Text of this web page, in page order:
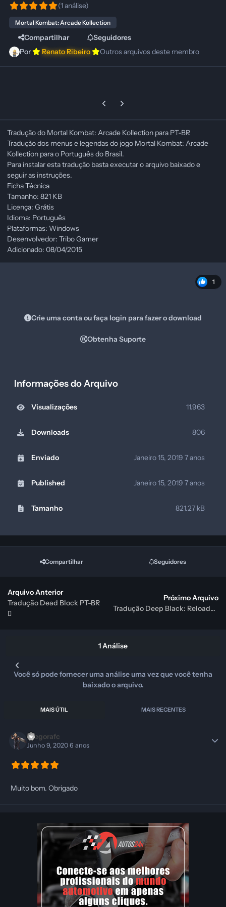
(1 análise)
Mortal Kombat: Arcade Kollection
Compartilhar
Seguidores
Por
Renato Ribeiro Outros arquivos deste membro
Previous carousel slide
Next carousel slide
Tradução do Mortal Kombat: Arcade Kollection para PT-BR
Tradução dos menus e legendas do jogo Mortal Kombat: Arcade
Kollection para o Português do Brasil.
Para instalar esta tradução basta executar o arquivo baixado e
seguir as instruções.
Ficha Técnica
Tamanho: 821 KB
Licença: Grátis
Idioma: Português
Plataformas: Windows
Desenvolvedor: Tribo Gamer
Adicionado: 08/04/2015
1
Crie uma conta ou faça login para fazer o download
Obtenha Suporte
Informações do Arquivo
Visualizações 11.963
Downloads 806
Enviado Janeiro 15, 2019 7 anos
Published Janeiro 15, 2019 7 anos
Tamanho 821.27 kB
Compartilhar Seguidores
Arquivo Anterior
Tradução Dead Block PT-BR
Próximo Arquivo
Tradução Deep Black: Reloaded PT-BR
1 Análise
Você só pode fornecer uma análise uma vez que você tenha
baixado o arquivo.
MAIS ÚTIL MAIS RECENTES
Diegorafc
Junho 9, 20206 anos
Muito bom. Obrigado